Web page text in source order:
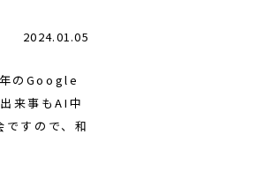
2024.01.05
のGoogle
来事もAI中
すので、和